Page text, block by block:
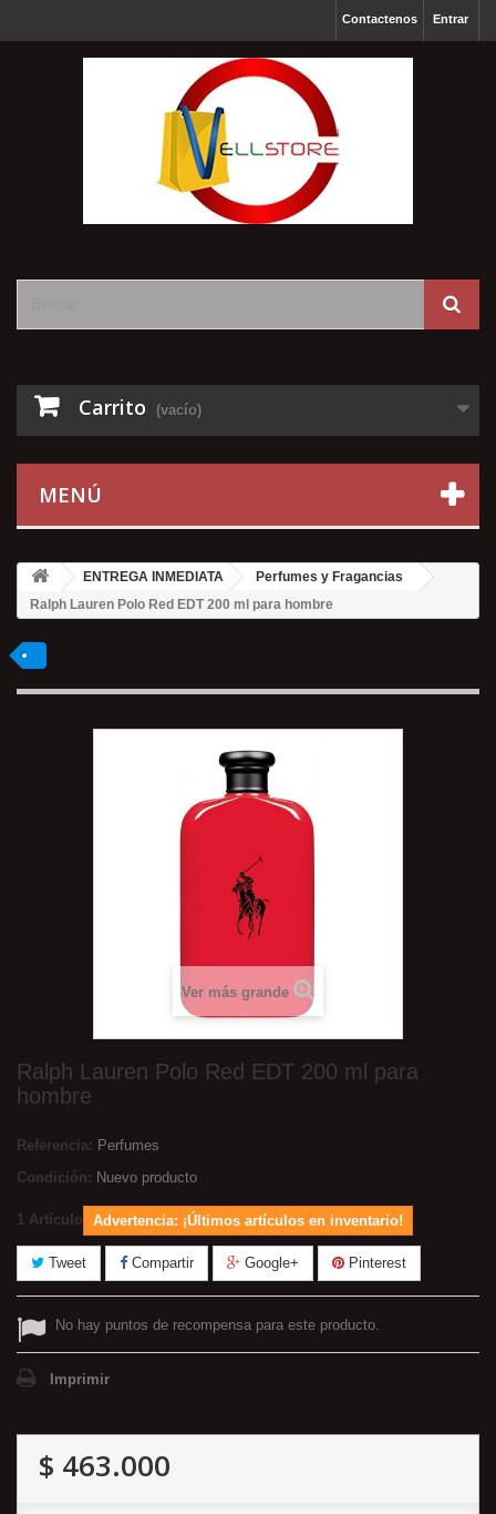
Entrar
Contactenos
Carrito (vacío)
MENÚ
ENTREGA INMEDIATA
Perfumes y Fragancias
Ralph Lauren Polo Red EDT 200 ml para hombre
Ver más grande
Ralph Lauren Polo Red EDT 200 ml para
hombre
Referencia: Perfumes
Condición: Nuevo producto
1 Artículo Advertencia: ¡Últimos artículos en inventario!
Tweet Compartir Google+ Pinterest
No hay puntos de recompensa para este producto.
Imprimir
$ 463.000